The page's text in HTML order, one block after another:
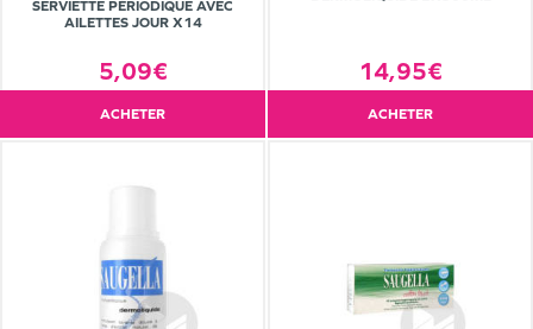
SERVIETTE PÉRIODIQUE AVEC
AILETTES JOUR X14
5,09€
ACHETER
14,95€
ACHETER